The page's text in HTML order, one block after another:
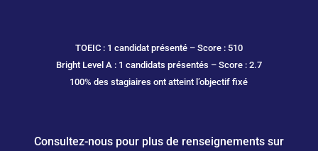
TOEIC : 1 candidat présenté – Score : 510
Bright Level A : 1 candidats présentés – Score : 2.7
100% des stagiaires ont atteint l’objectif fixé
Consultez-nous pour plus de renseignements sur